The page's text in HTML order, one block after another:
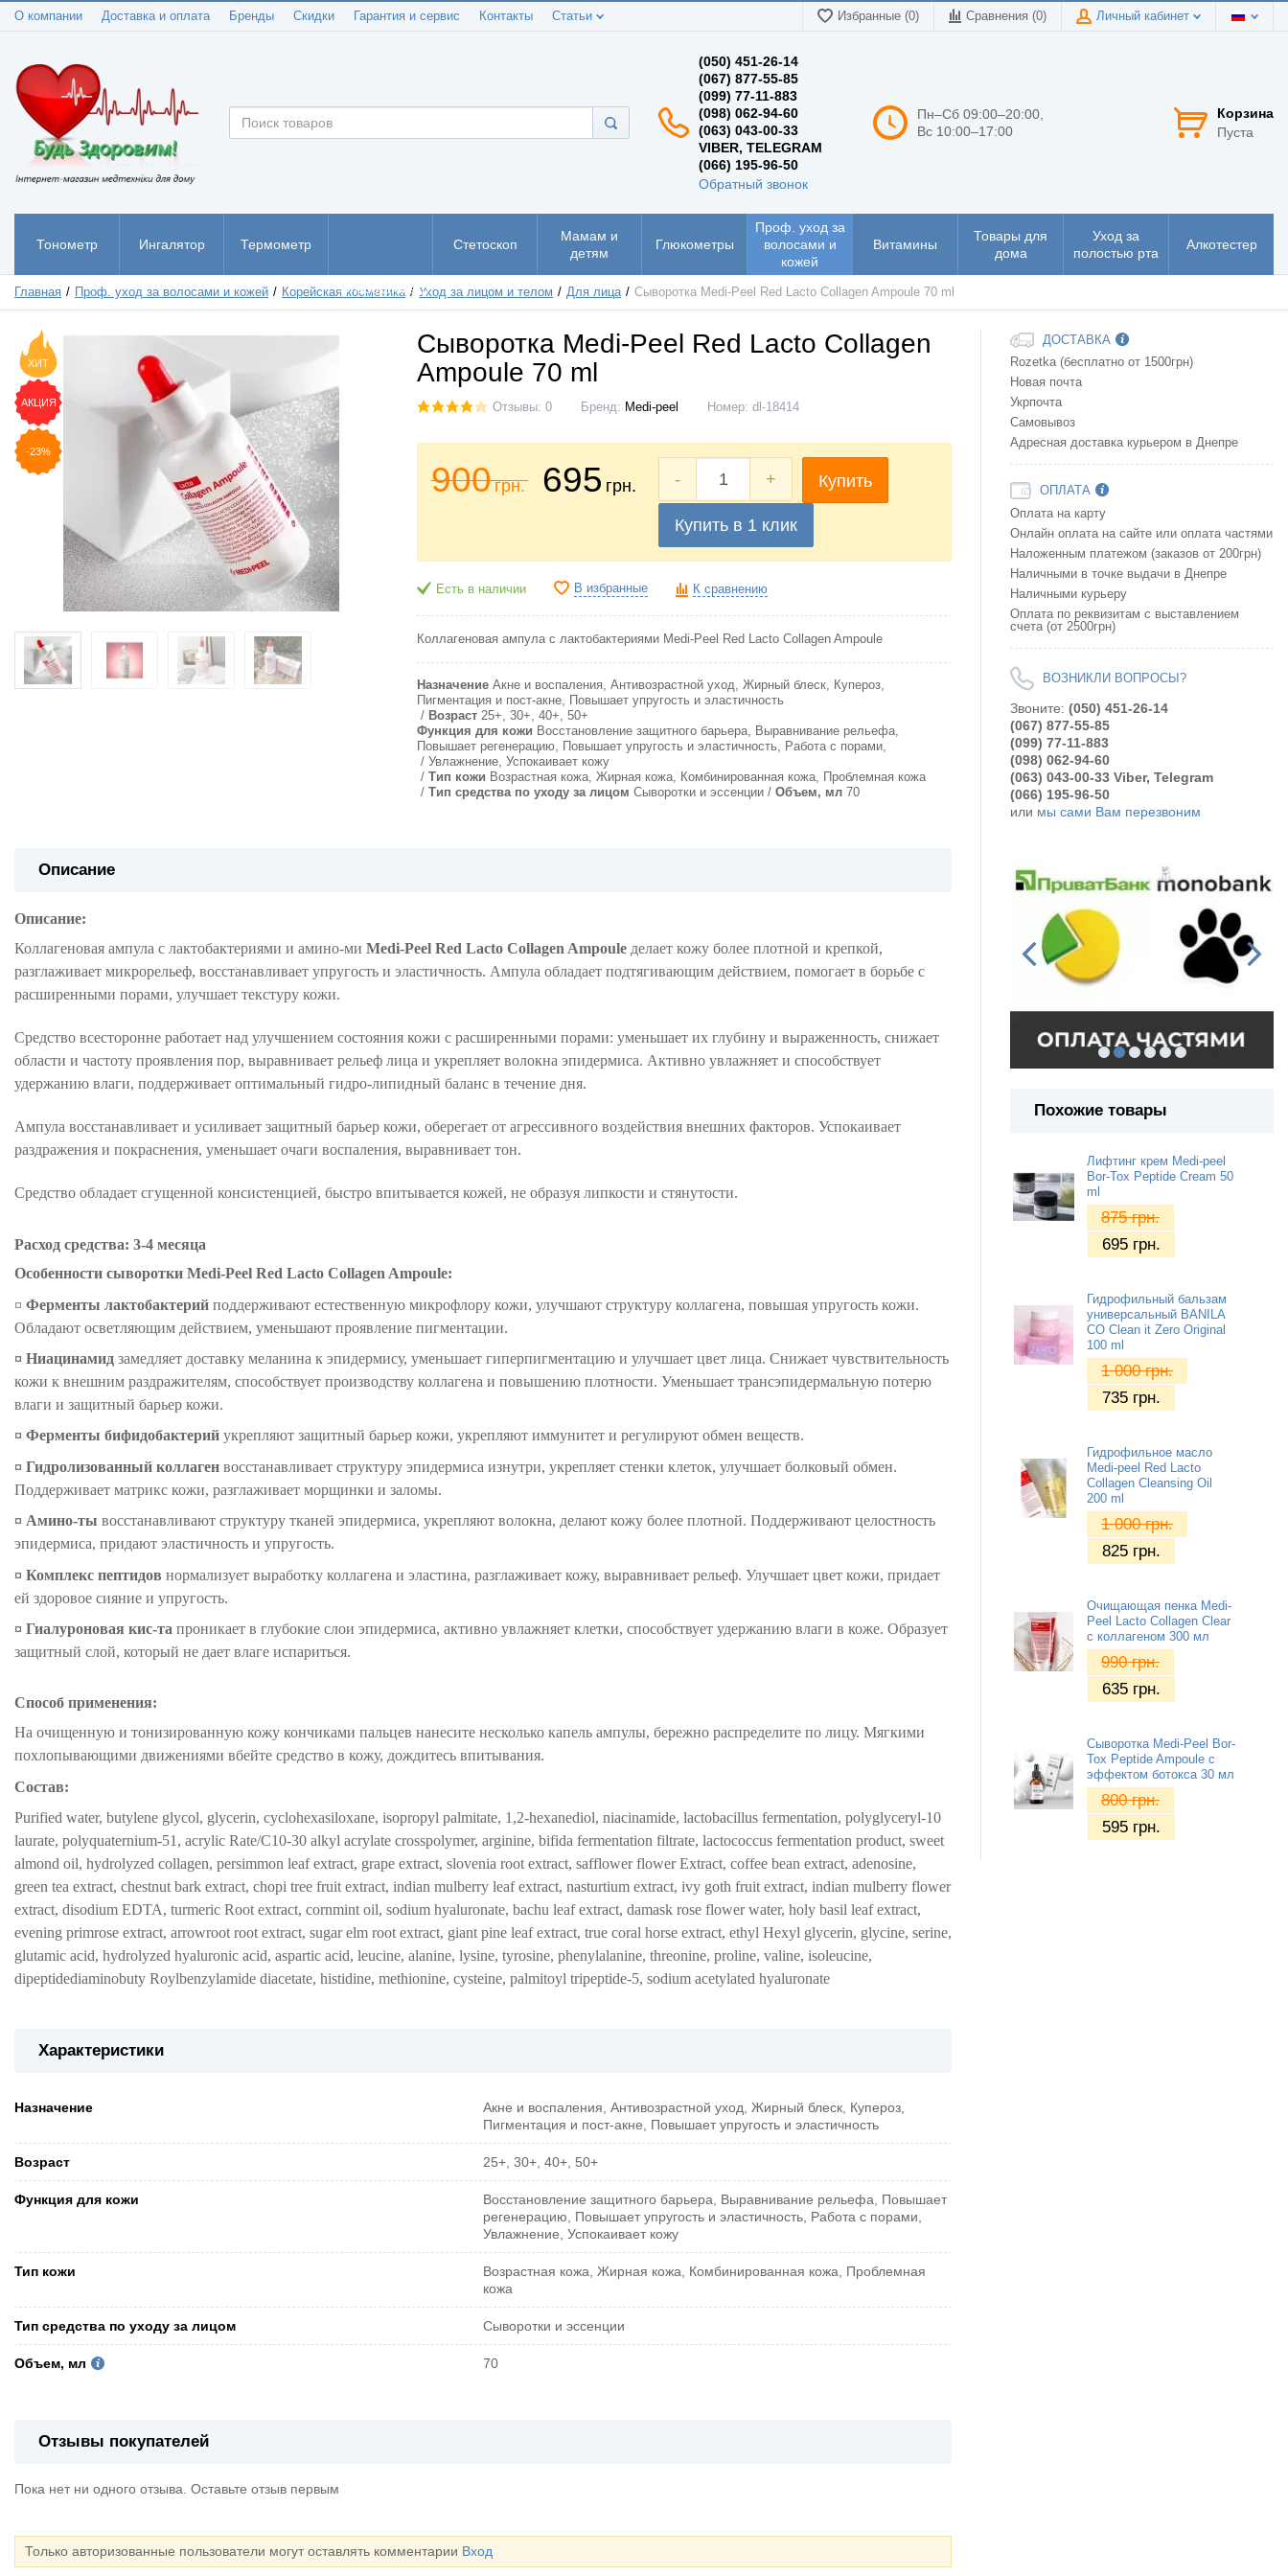
О компании Доставка и оплата Бренды Скидки Гарантия и сервис Контакты Статьи Избранные (0) Сравнения (0) Личный кабинет
(050) 451-26-14
(067) 877-55-85
(099) 77-11-883
(098) 062-94-60
(063) 043-00-33
VIBER, TELEGRAM
(066) 195-96-50
Обратный звонок
Пн–Сб 09:00–20:00,
Вс 10:00–17:00
Корзина
Пуста
Тонометр Ингалятор Термометр
Пульсоксиметр
Стетоскоп
Мамам и
детям
Глюкометры
Проф. уход за
волосами и
кожей
Витамины
Товары для
дома
Уход за
полостью рта
Алкотестер
Главная Проф. уход за волосами и кожей Корейская косметика Уход за лицом и телом Для лица Сыворотка Medi-Peel Red Lacto Collagen Ampoule 70 ml
ХИТ
АКЦИЯ
-23%
Сыворотка Medi-Peel Red Lacto Collagen
Ampoule 70 ml
Отзывы: 0 Бренд: Medi-peel Номер: dl-18414
900грн. 695 грн. - + Купить
Купить в 1 клик
Есть в наличии В избранные К сравнению
Коллагеновая ампула с лактобактериями Medi-Peel Red Lacto Collagen Ampoule
Назначение Акне и воспаления, Антивозрастной уход, Жирный блеск, Купероз,
Пигментация и пост-акне, Повышает упругость и эластичность
Возраст 25+, 30+, 40+, 50+
Функция для кожи Восстановление защитного барьера, Выравнивание рельефа,
Повышает регенерацию, Повышает упругость и эластичность, Работа с порами,
Увлажнение, Успокаивает кожу
Тип кожи Возрастная кожа, Жирная кожа, Комбинированная кожа, Проблемная кожа
Тип средства по уходу за лицом Сыворотки и эссенции Объем, мл 70
Описание
Описание:
Коллагеновая ампула с лактобактериями и амино-ми Medi-Peel Red Lacto Collagen Ampoule делает кожу более плотной и крепкой,
разглаживает микрорельеф, восстанавливает упругость и эластичность. Ампула обладает подтягивающим действием, помогает в борьбе с
расширенными порами, улучшает текстуру кожи.
Средство всесторонне работает над улучшением состояния кожи с расширенными порами: уменьшает их глубину и выраженность, снижает
области и частоту проявления пор, выравнивает рельеф лица и укрепляет волокна эпидермиса. Активно увлажняет и способствует
удержанию влаги, поддерживает оптимальный гидро-липидный баланс в течение дня.
Ампула восстанавливает и усиливает защитный барьер кожи, оберегает от агрессивного воздействия внешних факторов. Успокаивает
раздражения и покраснения, уменьшает очаги воспаления, выравнивает тон.
Средство обладает сгущенной консистенцией, быстро впитывается кожей, не образуя липкости и стянутости.
Расход средства: 3-4 месяца
Особенности сыворотки Medi-Peel Red Lacto Collagen Ampoule:
¤ Ферменты лактобактерий поддерживают естественную микрофлору кожи, улучшают структуру коллагена, повышая упругость кожи.
Обладают осветляющим действием, уменьшают проявление пигментации.
¤ Ниацинамид замедляет доставку меланина к эпидермису, уменьшает гиперпигментацию и улучшает цвет лица. Снижает чувствительность
кожи к внешним раздражителям, способствует производству коллагена и повышению плотности. Уменьшает трансэпидермальную потерю
влаги и защитный барьер кожи.
¤ Ферменты бифидобактерий укрепляют защитный барьер кожи, укрепляют иммунитет и регулируют обмен веществ.
¤ Гидролизованный коллаген восстанавливает структуру эпидермиса изнутри, укрепляет стенки клеток, улучшает болковый обмен.
Поддерживает матрикс кожи, разглаживает морщинки и заломы.
¤ Амино-ты восстанавливают структуру тканей эпидермиса, укрепляют волокна, делают кожу более плотной. Поддерживают целостность
эпидермиса, придают эластичность и упругость.
¤ Комплекс пептидов нормализует выработку коллагена и эластина, разглаживает кожу, выравнивает рельеф. Улучшает цвет кожи, придает
ей здоровое сияние и упругость.
¤ Гиалуроновая кис-та проникает в глубокие слои эпидермиса, активно увлажняет клетки, способствует удержанию влаги в коже. Образует
защитный слой, который не дает влаге испариться.
Способ применения:
На очищенную и тонизированную кожу кончиками пальцев нанесите несколько капель ампулы, бережно распределите по лицу. Мягкими
похлопывающими движениями вбейте средство в кожу, дождитесь впитывания.
Состав:
Purified water, butylene glycol, glycerin, cyclohexasiloxane, isopropyl palmitate, 1,2-hexanediol, niacinamide, lactobacillus fermentation, polyglyceryl-10
laurate, polyquaternium-51, acrylic Rate/C10-30 alkyl acrylate crosspolymer, arginine, bifida fermentation filtrate, lactococcus fermentation product, sweet
almond oil, hydrolyzed collagen, persimmon leaf extract, grape extract, slovenia root extract, safflower flower Extract, coffee bean extract, adenosine,
green tea extract, chestnut bark extract, chopi tree fruit extract, indian mulberry leaf extract, nasturtium extract, ivy goth fruit extract, indian mulberry flower
extract, disodium EDTA, turmeric Root extract, cornmint oil, sodium hyaluronate, bachu leaf extract, damask rose flower water, holy basil leaf extract,
evening primrose extract, arrowroot root extract, sugar elm root extract, giant pine leaf extract, true coral horse extract, ethyl Hexyl glycerin, glycine, serine,
glutamic acid, hydrolyzed hyaluronic acid, aspartic acid, leucine, alanine, lysine, tyrosine, phenylalanine, threonine, proline, valine, isoleucine,
dipeptidediaminobuty Roylbenzylamide diacetate, histidine, methionine, cysteine, palmitoyl tripeptide-5, sodium acetylated hyaluronate
Характеристики
Назначение
Акне и воспаления, Антивозрастной уход, Жирный блеск, Купероз,
Пигментация и пост-акне, Повышает упругость и эластичность
Возраст 25+, 30+, 40+, 50+
Функция для кожи
Восстановление защитного барьера, Выравнивание рельефа, Повышает
регенерацию, Повышает упругость и эластичность, Работа с порами,
Увлажнение, Успокаивает кожу
Тип кожи
Возрастная кожа, Жирная кожа, Комбинированная кожа, Проблемная
кожа
Тип средства по уходу за лицом Сыворотки и эссенции
Объем, мл 70
Отзывы покупателей
Пока нет ни одного отзыва. Оставьте отзыв первым
Только авторизованные пользователи могут оставлять комментарии Вход
ДОСТАВКА
Rozetka (бесплатно от 1500грн)
Новая почта
Укрпочта
Самовывоз
Адресная доставка курьером в Днепре
ОПЛАТА
Оплата на карту
Онлайн оплата на сайте или оплата частями
Наложенным платежом (заказов от 200грн)
Наличными в точке выдачи в Днепре
Наличными курьеру
Оплата по реквизитам с выставлением
счета (от 2500грн)
ВОЗНИКЛИ ВОПРОСЫ?
Звоните: (050) 451-26-14
(067) 877-55-85
(099) 77-11-883
(098) 062-94-60
(063) 043-00-33 Viber, Telegram
(066) 195-96-50
или мы сами Вам перезвоним
Похожие товары
Лифтинг крем Medi-peel
Bor-Tox Peptide Cream 50
ml
875грн.
695 грн.
Гидрофильный бальзам
универсальный BANILA
CO Clean it Zero Original
100 ml
1 000грн.
735 грн.
Гидрофильное масло
Medi-peel Red Lacto
Collagen Cleansing Oil
200 ml
1 000грн.
825 грн.
Очищающая пенка Medi-
Peel Lacto Collagen Clear
с коллагеном 300 мл
990грн.
635 грн.
Сыворотка Medi-Peel Bor-
Tox Peptide Ampoule с
эффектом ботокса 30 мл
800грн.
595 грн.